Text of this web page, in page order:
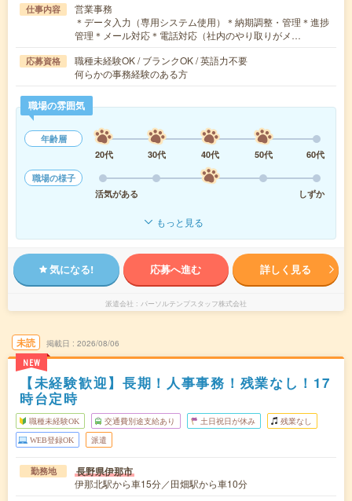
仕事内容
営業事務
＊データ入力（専用システム使用）＊納期調整・管理＊進捗
管理＊メール対応＊電話対応（社内のやり取りがメ…
応募資格
職種未経験OK / ブランクOK / 英語力不要
何らかの事務経験のある方
職場の雰囲気
年齢層
20代
30代 40代 50代
60代
職場の様子
活気がある
しずか
もっと見る
気になる! 応募へ進む 詳しく見る
派遣会社 パーソルテンプスタッフ株式会社
未読
NEW
掲載日 2026/08/06
【未経験歓迎】長期！人事事務！残業なし！17
時台定時
職種未経験OK 交通費別途支給あり 土日祝日が休み 残業なし
WEB登録OK 派遣
勤務地 長野県伊那市
伊那北駅から車15分／田畑駅から車10分